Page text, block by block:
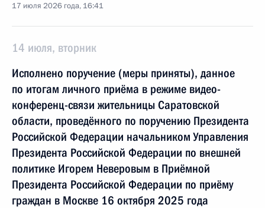
17 июля 2026 года, 16:41
14 июля, вторник
Исполнено поручение (меры приняты), данное
по итогам личного приёма в режиме видео-
конференц-связи жительницы Саратовской
области, проведённого по поручению Президента
Российской Федерации начальником Управления
Президента Российской Федерации по внешней
политике Игорем Неверовым в Приёмной
Президента Российской Федерации по приёму
граждан в Москве 16 октября 2025 года